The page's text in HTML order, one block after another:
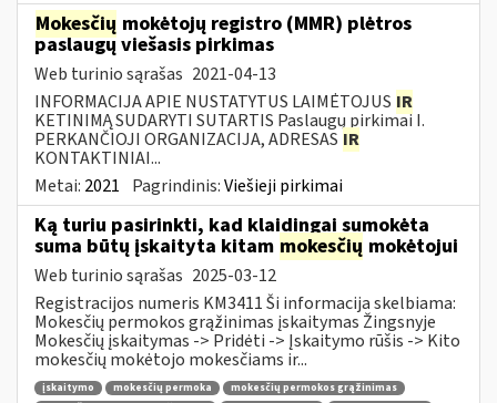
Mokesčių mokėtojų registro (MMR) plėtros
paslaugų viešasis pirkimas
Web turinio sąrašas 2021-04-13
INFORMACIJA APIE NUSTATYTUS LAIMĖTOJUS IR
KETINIMĄ SUDARYTI SUTARTIS Paslaugų pirkimai I.
PERKANČIOJI ORGANIZACIJA, ADRESAS IR
KONTAKTINIAI...
Metai: 2021 Pagrindinis:Viešieji pirkimai
Ką turiu pasirinkti, kad klaidingai sumokėta
suma būtų įskaityta kitam mokesčių mokėtojui
Web turinio sąrašas 2025-03-12
Registracijos numeris KM3411 Ši informacija skelbiama:
Mokesčių permokos grąžinimas įskaitymas Žingsnyje
Mokesčių įskaitymas -> Pridėti -> Įskaitymo rūšis -> Kito
mokesčių mokėtojo mokesčiams ir...
įskaitymo mokesčių permoka
mokesčių permokos grąžinimas